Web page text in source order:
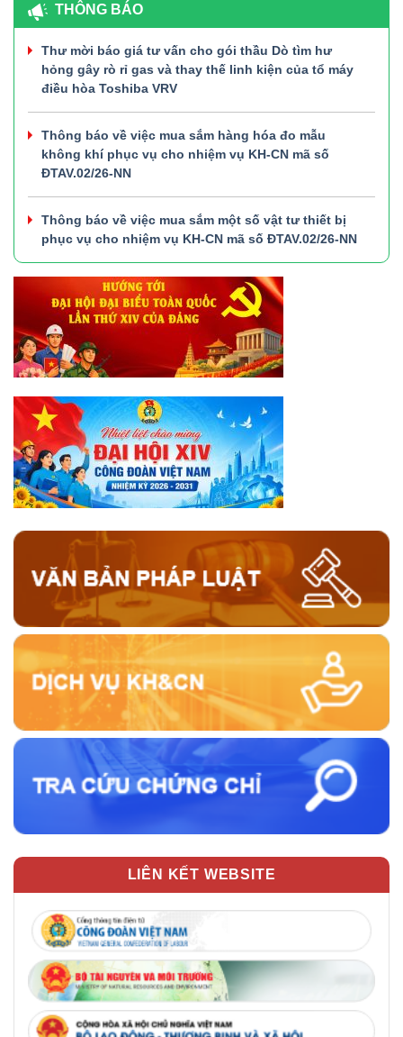
THÔNG BÁO
Thư mời báo giá tư vấn cho gói thầu Dò tìm hư
hỏng gây rò rỉ gas và thay thế linh kiện của tổ máy
điều hòa Toshiba VRV
Thông báo về việc mua sắm hàng hóa đo mẫu
không khí phục vụ cho nhiệm vụ KH-CN mã số
ĐTAV.02/26-NN
Thông báo về việc mua sắm một số vật tư thiết bị
phục vụ cho nhiệm vụ KH-CN mã số ĐTAV.02/26-NN
LIÊN KẾT WEBSITE